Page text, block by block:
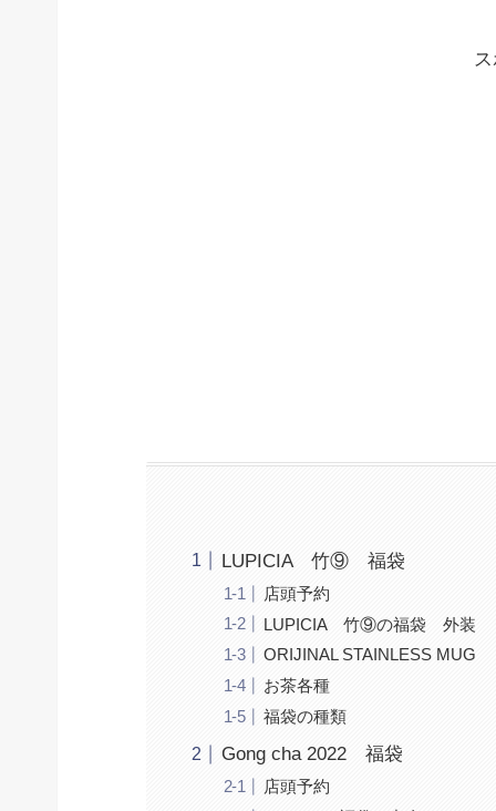
LUPICIA 竹⑨ 福袋
店頭予約
LUPICIA 竹⑨の福袋 外装
ORIJINAL STAINLESS MUG
お茶各種
福袋の種類
Gong cha 2022 福袋
店頭予約